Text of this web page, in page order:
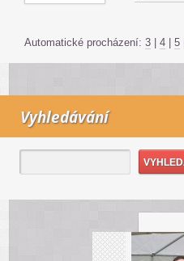
Automatické procházení: 3 | 4 | 5
Vyhledávání